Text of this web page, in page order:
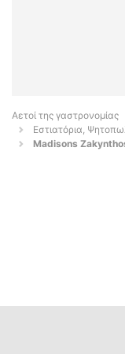
Αετοί της γαστρονομίας
Εστιατόρια,
Madisons